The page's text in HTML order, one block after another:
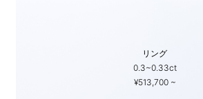
リング
0.3~0.33ct
¥513,700 ~